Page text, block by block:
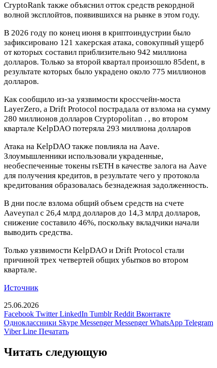
CryptoRank также объяснил отток средств рекордной
волной эксплойтов, появившихся на рынке в этом году.
В 2026 году по конец июня в криптоиндустрии было
зафиксировано 121 хакерская атака, совокупный ущерб
от которых составил приблизительно 942 миллиона
долларов. Только за второй квартал произошло 85dent, в
результате которых было украдено около 775 миллионов
долларов.
Как сообщило из-за уязвимости кроссчейн-моста
LayerZero, а Drift Protocol пострадала от взлома на сумму
280 миллионов долларов Cryptopolitan . , во втором
квартале KelpDAO потеряла 293 миллиона долларов
Атака на KelpDAO также повлияла на Aave.
Злоумышленники использовали украденные,
необеспеченные токены rsETH в качестве залога на Aave
для получения кредитов, в результате чего у протокола
кредитования образовалась безнадежная задолженность.
В дни после взлома общий объем средств на счете
Aaveупал с 26,4 млрд долларов до 14,3 млрд долларов,
снижение составило 46%, поскольку вкладчики начали
выводить средства.
Только уязвимости KelpDAO и Drift Protocol стали
причиной трех четвертей общих убытков во втором
квартале.
Источник
25.06.2026
Facebook Twitter LinkedIn Tumblr Reddit Вконтакте
Одноклассники Skype Messenger Messenger WhatsApp Telegram
Viber Line Печатать
Читать следующую